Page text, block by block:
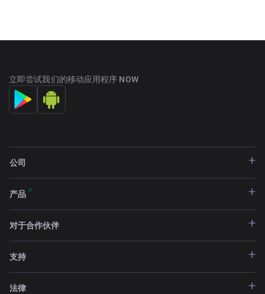
立即尝试我们的移动应用程序 NOW
公司
产品
对于合作伙伴
支持
法律